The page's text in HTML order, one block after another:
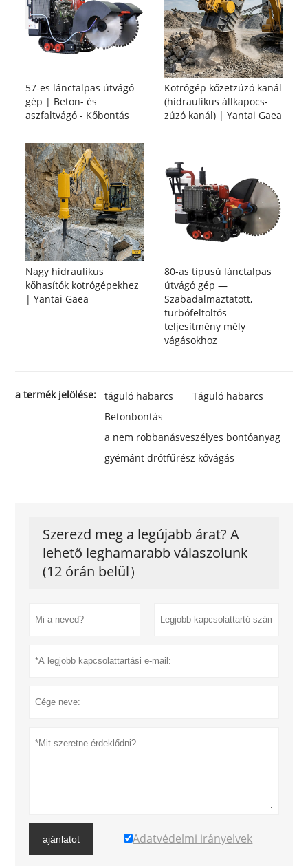
57-es lánctalpas útvágó
gép | Beton- és
aszfaltvágó - Kőbontás
Kotrógép kőzetzúzó kanál
(hidraulikus állkapocs-
zúzó kanál) | Yantai Gaea
Nagy hidraulikus
kőhasítók kotrógépekhez
| Yantai Gaea
80-as típusú lánctalpas
útvágó gép —
Szabadalmaztatott,
turbófeltöltős
teljesítmény mély
vágásokhoz
a termék jelölése: táguló habarcs
Táguló habarcs
Betonbontás
a nem robbanásveszélyes bontóanyag
gyémánt drótfűrész kővágás
Szerezd meg a legújabb árat? A
lehető leghamarabb válaszolunk
(12 órán belül）
ajánlatot Adatvédelmi irányelvek